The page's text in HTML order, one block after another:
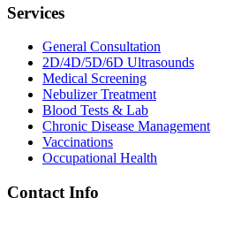
Services
General Consultation
2D/4D/5D/6D Ultrasounds
Medical Screening
Nebulizer Treatment
Blood Tests & Lab
Chronic Disease Management
Vaccinations
Occupational Health
Contact Info